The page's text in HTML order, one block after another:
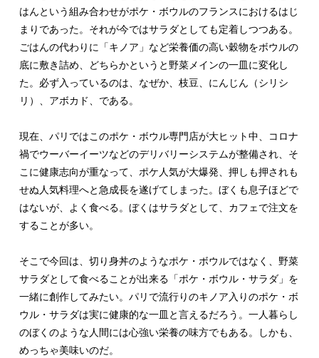
はんという組み合わせがポケ・ボウルのフランスにおけるはじ
まりであった。それが今ではサラダとしても定着しつつある。
ごはんの代わりに「キノア」など栄養価の高い穀物をボウルの
底に敷き詰め、どちらかというと野菜メインの一皿に変化し
た。必ず入っているのは、なぜか、枝豆、にんじん（シリシ
リ）、アボカド、である。
現在、パリではこのポケ・ボウル専門店が大ヒット中、コロナ
禍でウーバーイーツなどのデリバリーシステムが整備され、そ
こに健康志向が重なって、ポケ人気が大爆発、押しも押されも
せぬ人気料理へと急成長を遂げてしまった。ぼくも息子ほどで
はないが、よく食べる。ぼくはサラダとして、カフェで注文を
することが多い。
そこで今回は、切り身丼のようなポケ・ボウルではなく、野菜
サラダとして食べることが出来る「ポケ・ボウル・サラダ」を
一緒に創作してみたい。パリで流行りのキノア入りのポケ・ボ
ウル・サラダは実に健康的な一皿と言えるだろう。一人暮らし
のぼくのような人間には心強い栄養の味方でもある。しかも、
めっちゃ美味いのだ。